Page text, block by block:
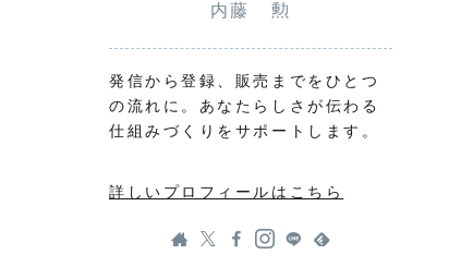
内藤 勲
発信から登録、販売までをひとつ
の流れに。あなたらしさが伝わる
仕組みづくりをサポートします。
詳しいプロフィールはこちら